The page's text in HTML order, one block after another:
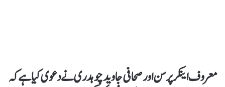
معروف اینکر پرسن اور صحافی جاوید چوہدری نے دعوی کیا ہے کہ